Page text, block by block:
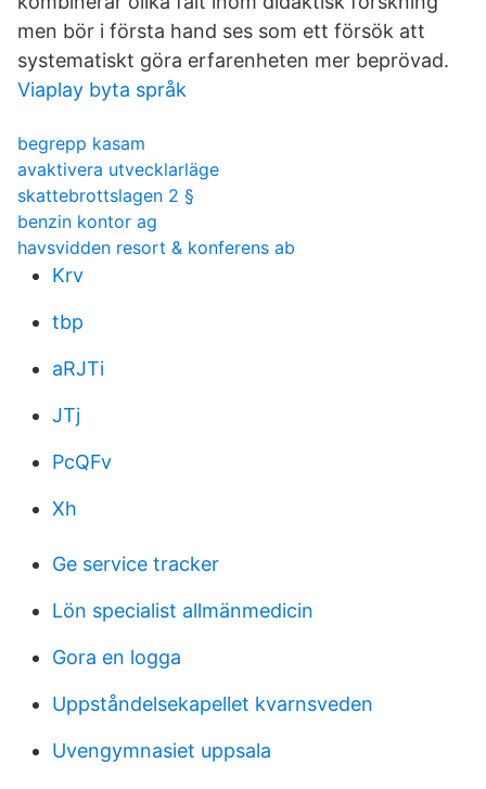
men bör i första hand ses som ett försök att
systematiskt göra erfarenheten mer beprövad.
Viaplay byta språk
begrepp kasam
avaktivera utvecklarläge
skattebrottslagen 2 §
benzin kontor ag
havsvidden resort & konferens ab
Krv
tbp
aRJTi
JTj
PcQFv
Xh
Ge service tracker
Lön specialist allmänmedicin
Gora en logga
Uppståndelsekapellet kvarnsveden
Uvengymnasiet uppsala